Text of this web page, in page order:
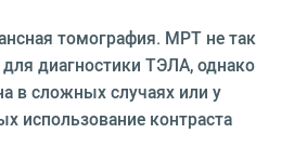
томография. МРТ не так
диагностики ТЭЛА, однако
в сложных случаях или у
использование контраста